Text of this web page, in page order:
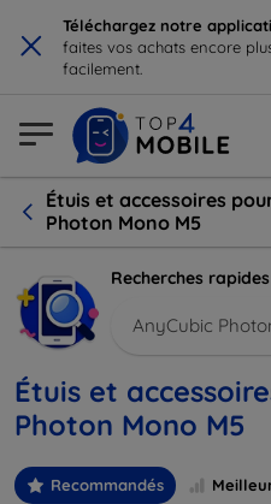
× Téléchargez notre
faites vos achats encore
facilement.
Étuis et accessoires
Photon Mono M5
Recherches rapides
AnyCubic
Étuis et
Photon Mono M5
Recommandés